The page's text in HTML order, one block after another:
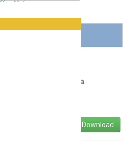
da Assembleia
Download